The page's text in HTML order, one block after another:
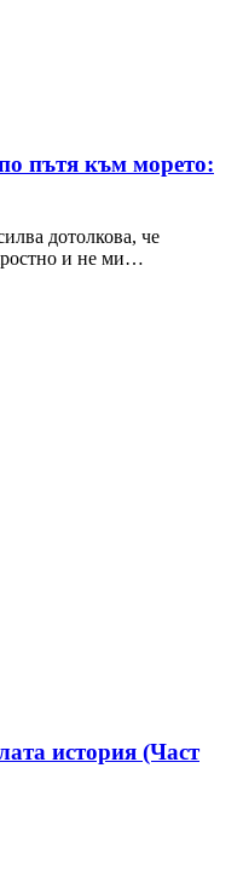
пътя към морето:
дотолкова, че
и не ми…
история (Част